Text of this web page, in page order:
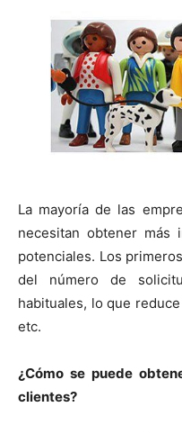
La mayoría de las
necesitan obtener más
potenciales. Los
del número de
habituales, lo que
etc.
¿Cómo se puede
clientes?